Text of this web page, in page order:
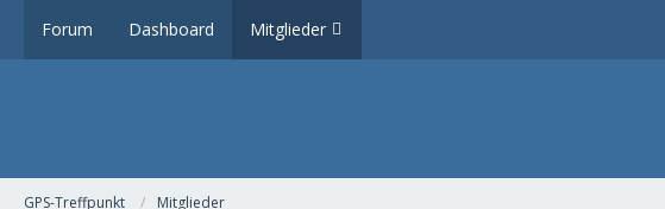
Forum Dashboard Mitglieder
GPS-Treffpunkt Mitglieder